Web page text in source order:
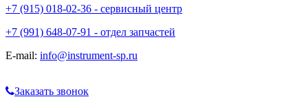
+7 (915) 018-02-36 - сервисный центр
+7 (991) 648-07-91 - отдел запчастей
E-mail: info@instrument-sp.ru
Заказать звонок